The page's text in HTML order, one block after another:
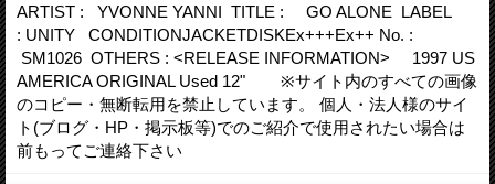
ARTIST : YVONNE YANNI TITLE : GO ALONE LABEL
: UNITY CONDITIONJACKETDISKEx+++Ex++ No. :
SM1026 OTHERS : <RELEASE INFORMATION> 1997 US
AMERICA ORIGINAL Used 12" ※サイト内のすべての画像
のコピー・無断転用を禁止しています。 個人・法人様のサイ
ト(ブログ・HP・掲示板等)でのご紹介で使用されたい場合は
前もってご連絡下さい